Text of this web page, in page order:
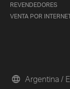
REVENDEDORES
VENTA POR
Argentina /